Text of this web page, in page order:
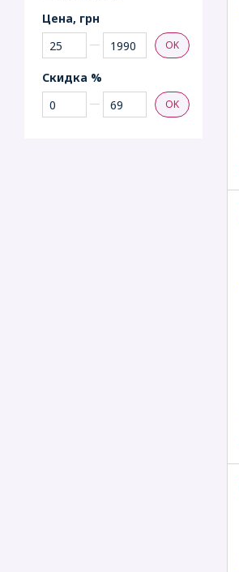
Цена, грн
От Цена, грн
До Цена, грн OK
Скидка %
От Скидка %
До Скидка % OK